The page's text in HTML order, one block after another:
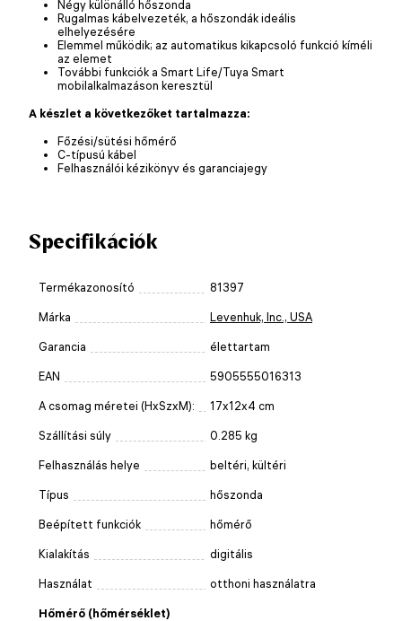
Négy különálló hőszonda
Rugalmas kábelvezeték, a hőszondák ideális
elhelyezésére
Elemmel működik; az automatikus kikapcsoló funkció kíméli
az elemet
További funkciók a Smart Life/Tuya Smart
mobilalkalmazáson keresztül
A készlet a következőket tartalmazza:
Főzési/sütési hőmérő
C-típusú kábel
Felhasználói kézikönyv és garanciajegy
Specifikációk
Termékazonosító 81397
Márka Levenhuk, Inc., USA
Garancia élettartam
EAN 5905555016313
A csomag méretei (HxSzxM): 17x12x4 cm
Szállítási súly 0.285 kg
Felhasználás helye beltéri, kültéri
Típus hőszonda
Beépített funkciók hőmérő
Kialakítás digitális
Használat otthoni használatra
Hőmérő (hőmérséklet)